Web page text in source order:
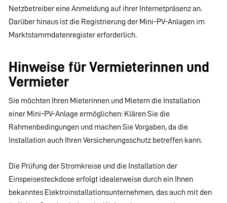
Netzbetreiber eine Anmeldung auf ihrer Internetpräsenz an.
Darüber hinaus ist die Registrierung der Mini-PV-Anlagen im
Marktstammdatenregister erforderlich.
Hinweise für Vermieterinnen und
Vermieter
Sie möchten Ihren Mieterinnen und Mietern die Installation
einer Mini-PV-Anlage ermöglichen: Klären Sie die
Rahmenbedingungen und machen Sie Vorgaben, da die
Installation auch Ihren Versicherungsschutz betreffen kann.
Die Prüfung der Stromkreise und die Installation der
Einspeisesteckdose erfolgt idealerweise durch ein Ihnen
bekanntes Elektroinstallationsunternehmen, das auch mit den